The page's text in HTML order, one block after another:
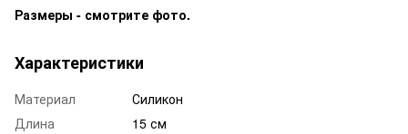
Размеры - смотрите фото.
Характеристики
Материал
Силикон
Длина
15 см